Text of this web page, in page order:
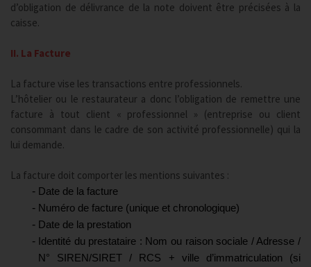
d’obligation de délivrance de la note doivent être précisées à la
caisse.
II. La Facture
La facture vise les transactions entre professionnels.
L’hôtelier ou le restaurateur a donc l’obligation de remettre une
facture à tout client « professionnel » (entreprise ou client
consommant dans le cadre de son activité professionnelle) qui la
lui demande.
La facture doit comporter les mentions suivantes :
Date de la facture
Numéro de facture (unique et chronologique)
Date de la prestation
Identité du prestataire : Nom ou raison sociale / Adresse /
N° SIREN/SIRET / RCS + ville d’immatriculation (si